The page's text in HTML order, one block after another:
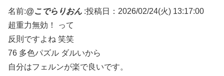
名前:@こでらりおん :投稿日：2026/02/24(火) 13:17:00
超重力無効！ って
反則ですよね 笑笑
76 多色パズル ダルいから
自分はフェルンが楽で良いです。